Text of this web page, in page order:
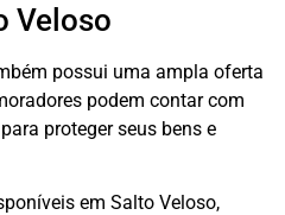
Veloso
possui uma ampla oferta
podem contar com
proteger seus bens e
em Salto Veloso,